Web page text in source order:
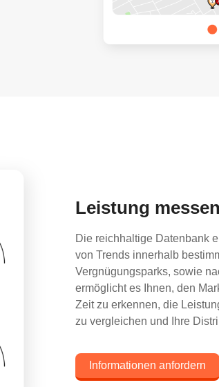
Leistung messen
Die reichhaltige Datenbank
von Trends innerhalb
Vergnügungsparks, sowie
ermöglicht es Ihnen, den
Zeit zu erkennen, die
zu vergleichen und Ihre
Informationen anfordern